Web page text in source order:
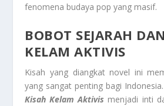
fenomena budaya pop yang masif.
BOBOT SEJARAH
KELAM AKTIVIS
Kisah yang diangkat novel ini
yang sangat penting bagi Indonesia.
Kisah Kelam Aktivis menjadi inti